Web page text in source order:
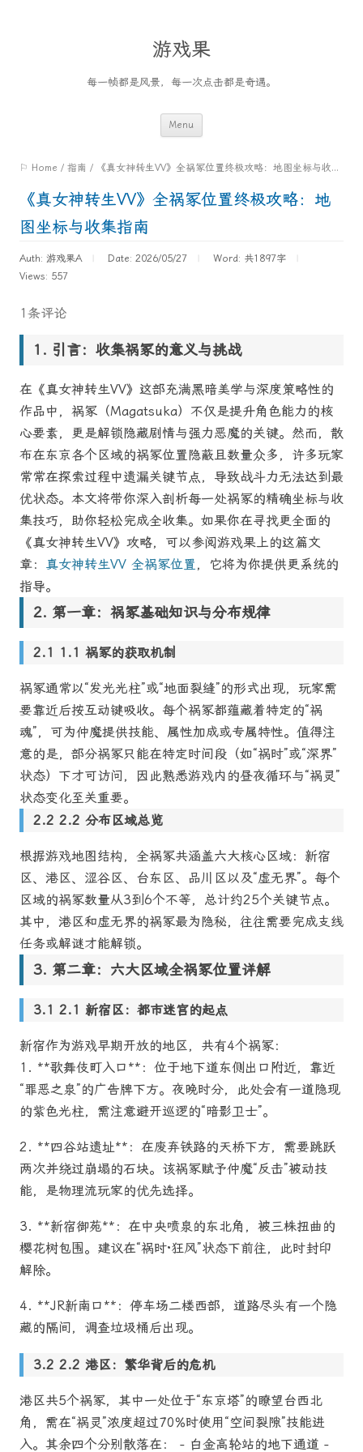
游戏果
每一帧都是风景，每一次点击都是奇遇。
Menu
content
⚐ Home / 指南 / 《真女神转生VV》全祸冢位置终极攻略：地图坐标与收集指南
《真女神转生VV》全祸冢位置终极攻略：地
图坐标与收集指南
Auth: 游戏果A Date: 2026/05/27 Word: 共1897字
Views: 557
1条评论
引言：收集祸冢的意义与挑战
在《真女神转生VV》这部充满黑暗美学与深度策略性的
作品中，祸冢（Magatsuka）不仅是提升角色能力的核
心要素，更是解锁隐藏剧情与强力恶魔的关键。然而，散
布在东京各个区域的祸冢位置隐蔽且数量众多，许多玩家
常常在探索过程中遗漏关键节点，导致战斗力无法达到最
优状态。本文将带你深入剖析每一处祸冢的精确坐标与收
集技巧，助你轻松完成全收集。如果你在寻找更全面的
《真女神转生VV》攻略，可以参阅游戏果上的这篇文
章： 真女神转生VV 全祸冢位置 ，它将为你提供更系统的
指导。
第一章：祸冢基础知识与分布规律
1.1 祸冢的获取机制
祸冢通常以“发光光柱”或“地面裂缝”的形式出现，玩家需
要靠近后按互动键吸收。每个祸冢都蕴藏着特定的“祸
魂”，可为仲魔提供技能、属性加成或专属特性。值得注
意的是，部分祸冢只能在特定时间段（如“祸时”或“深界”
状态）下才可访问，因此熟悉游戏内的昼夜循环与“祸灵”
状态变化至关重要。
2.2 分布区域总览
根据游戏地图结构，全祸冢共涵盖六大核心区域：新宿
区、港区、涩谷区、台东区、品川区以及“虚无界”。每个
区域的祸冢数量从3到6个不等，总计约25个关键节点。
其中，港区和虚无界的祸冢最为隐秘，往往需要完成支线
任务或解谜才能解锁。
第二章：六大区域全祸冢位置详解
2.1 新宿区：都市迷宫的起点
新宿作为游戏早期开放的地区，共有4个祸冢：
1. **歌舞伎町入口**：位于地下道东侧出口附近，靠近
“罪恶之泉”的广告牌下方。夜晚时分，此处会有一道隐现
的紫色光柱，需注意避开巡逻的“暗影卫士”。
2. **四谷站遗址**：在废弃铁路的天桥下方，需要跳跃
两次并绕过崩塌的石块。该祸冢赋予仲魔“反击”被动技
能，是物理流玩家的优先选择。
3. **新宿御苑**：在中央喷泉的东北角，被三株扭曲的
樱花树包围。建议在“祸时·狂风”状态下前往，此时封印
解除。
4. **JR新南口**：停车场二楼西部，道路尽头有一个隐
藏的隔间，调查垃圾桶后出现。
2.2 港区：繁华背后的危机
港区共5个祸冢，其中一处位于“东京塔”的瞭望台西北
角，需在“祸灵”浓度超过70%时使用“空间裂隙”技能进
入。其余四个分别散落在： - 白金高轮站的地下通道 -